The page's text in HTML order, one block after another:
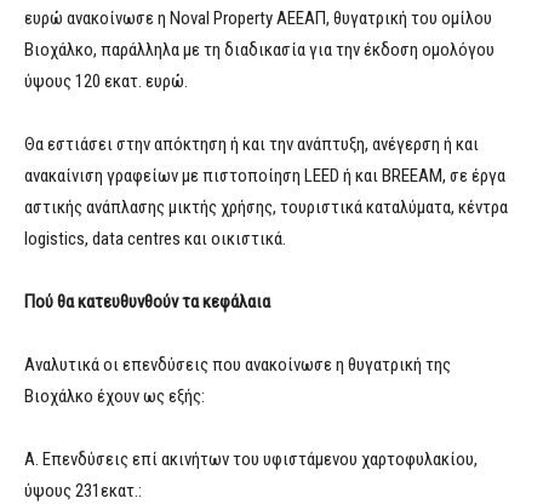
ευρώ ανακοίνωσε η Noval Property ΑΕΕΑΠ, θυγατρική του ομίλου
Βιοχάλκο, παράλληλα με τη διαδικασία για την έκδοση ομολόγου
ύψους 120 εκατ. ευρώ.
Θα εστιάσει στην απόκτηση ή και την ανάπτυξη, ανέγερση ή και
ανακαίνιση γραφείων με πιστοποίηση LEED ή και BREEAM, σε έργα
αστικής ανάπλασης μικτής χρήσης, τουριστικά καταλύματα, κέντρα
logistics, data centres και οικιστικά.
Πού θα κατευθυνθούν τα κεφάλαια
Αναλυτικά οι επενδύσεις που ανακοίνωσε η θυγατρική της
Βιοχάλκο έχουν ως εξής:
Α. Επενδύσεις επί ακινήτων του υφιστάμενου χαρτοφυλακίου,
ύψους 231εκατ.: